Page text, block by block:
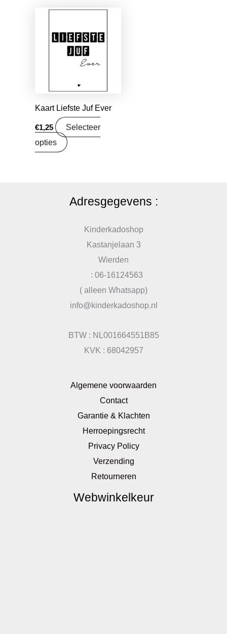
Kaart Liefste Juf Ever
€1,25
Selecteer
opties
Adresgegevens :
Kinderkadoshop
Kastanjelaan 3
Wierden
: 06-16124563
( alleen Whatsapp)
info@kinderkadoshop.nl
BTW : NL001664551B85
KVK : 68042957
Algemene voorwaarden
Contact
Garantie & Klachten
Herroepingsrecht
Privacy Policy
Verzending
Retourneren
Webwinkelkeur